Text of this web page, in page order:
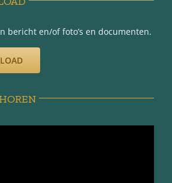
bericht en/of foto’s en documenten.